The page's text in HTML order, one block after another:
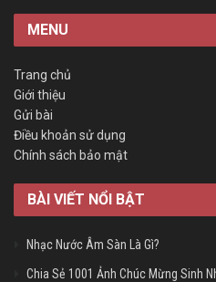
MENU
Trang chủ
Giới thiệu
Gửi bài
Điều khoản sử dụng
Chính sách bảo mật
BÀI VIẾT NỔI BẬT
Nhạc Nước Âm Sàn Là Gì?
Chia Sẻ 1001 Ảnh Chúc Mừng Sinh